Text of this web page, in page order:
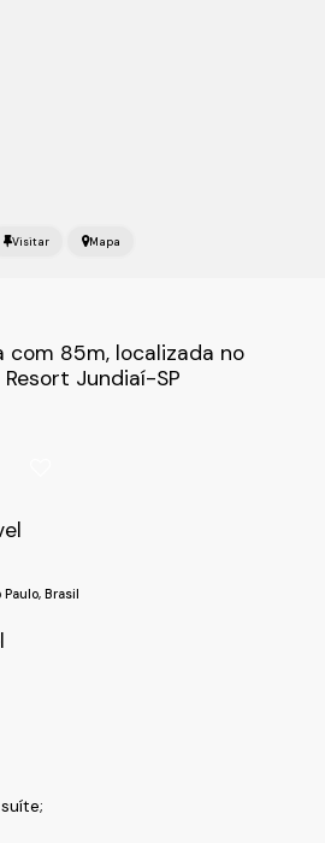
Mapa
com 85m, localizada no
Jundiaí-SP
Paulo,Brasil